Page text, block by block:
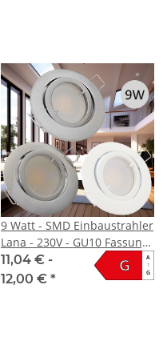
9 Watt - SMD Einbaustrahler
Lana - 230V - GU10 Fassung
- Schwenkbar
11,04 € -
12,00 € *
A
↑
G
G